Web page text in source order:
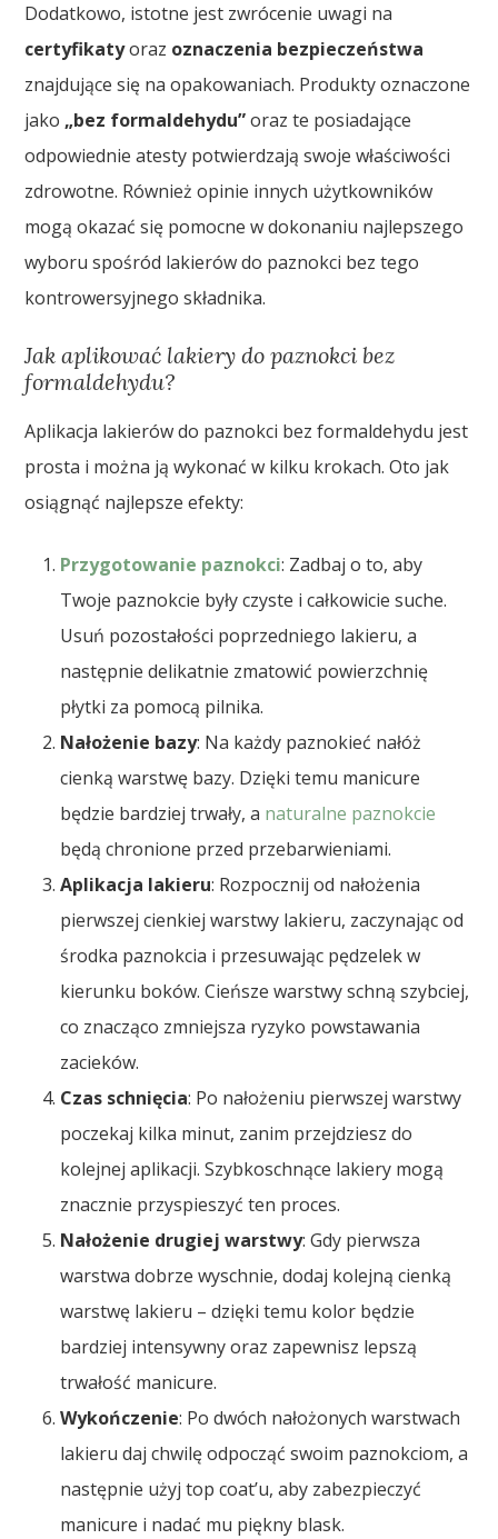
Dodatkowo, istotne jest zwrócenie uwagi na
certyfikatyoraz oznaczenia bezpieczeństwa
znajdujące się na opakowaniach. Produkty oznaczone
jako „bez formaldehydu”oraz te posiadające
odpowiednie atesty potwierdzają swoje właściwości
zdrowotne. Również opinie innych użytkowników
mogą okazać się pomocne w dokonaniu najlepszego
wyboru spośród lakierów do paznokci bez tego
kontrowersyjnego składnika.
Jak aplikować lakiery do paznokci bez
formaldehydu?
Aplikacja lakierów do paznokci bez formaldehydu jest
prosta i można ją wykonać w kilku krokach. Oto jak
osiągnąć najlepsze efekty:
Przygotowanie paznokci: Zadbaj o to, aby
Twoje paznokcie były czyste i całkowicie suche.
Usuń pozostałości poprzedniego lakieru, a
następnie delikatnie zmatowić powierzchnię
płytki za pomocą pilnika.
Nałożenie bazy: Na każdy paznokieć nałóż
cienką warstwę bazy. Dzięki temu manicure
będzie bardziej trwały, a naturalne paznokcie
będą chronione przed przebarwieniami.
Aplikacja lakieru: Rozpocznij od nałożenia
pierwszej cienkiej warstwy lakieru, zaczynając od
środka paznokcia i przesuwając pędzelek w
kierunku boków. Cieńsze warstwy schną szybciej,
co znacząco zmniejsza ryzyko powstawania
zacieków.
Czas schnięcia: Po nałożeniu pierwszej warstwy
poczekaj kilka minut, zanim przejdziesz do
kolejnej aplikacji. Szybkoschnące lakiery mogą
znacznie przyspieszyć ten proces.
Nałożenie drugiej warstwy: Gdy pierwsza
warstwa dobrze wyschnie, dodaj kolejną cienką
warstwę lakieru – dzięki temu kolor będzie
bardziej intensywny oraz zapewnisz lepszą
trwałość manicure.
Wykończenie: Po dwóch nałożonych warstwach
lakieru daj chwilę odpocząć swoim paznokciom, a
następnie użyj top coat’u, aby zabezpieczyć
manicure i nadać mu piękny blask.